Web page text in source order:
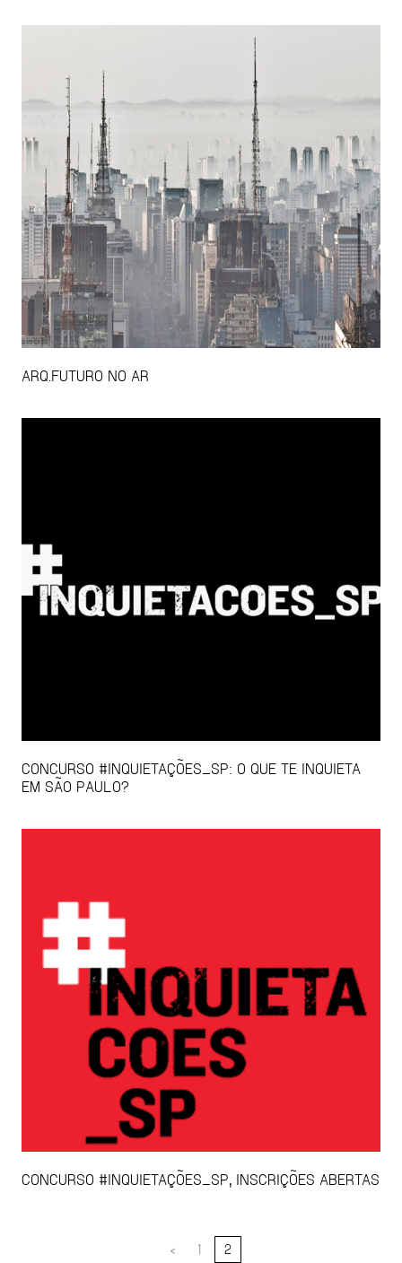
ARQ.FUTURO NO AR
CONCURSO #INQUIETAÇÕES_SP: O QUE TE INQUIETA
EM SÃO PAULO?
CONCURSO #INQUIETAÇÕES_SP, INSCRIÇÕES ABERTAS
< 1 2